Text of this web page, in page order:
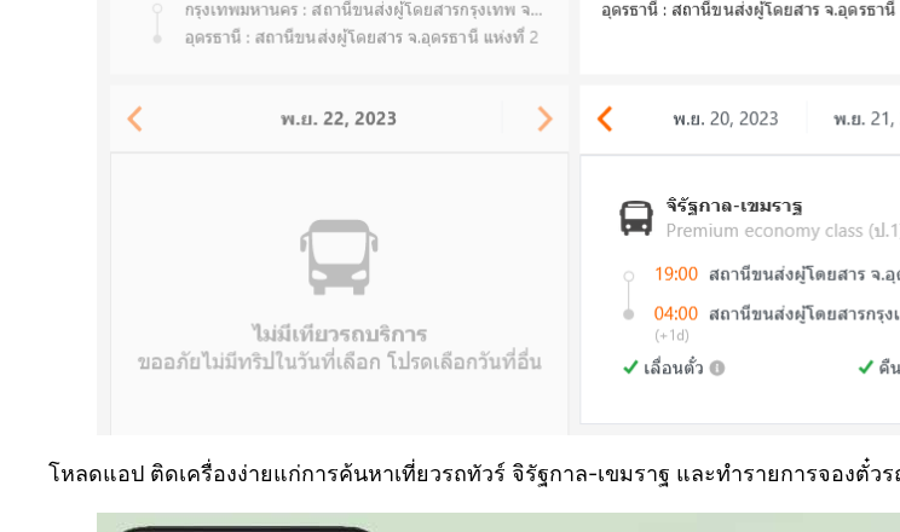
โหลดแอป ติดเครื่องง่ายแก่การค้นหาเที่ยวรถทัวร์ จิรัฐกาล-เขมราฐ และทำรายการจองตั๋ว